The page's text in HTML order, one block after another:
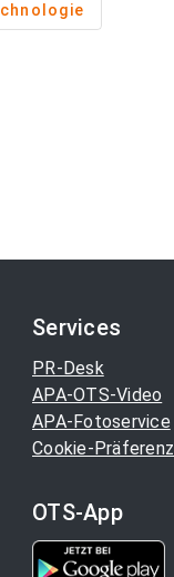
Services
PR-Desk
APA-OTS-Video
APA-Fotoservice
Cookie-
OTS-App